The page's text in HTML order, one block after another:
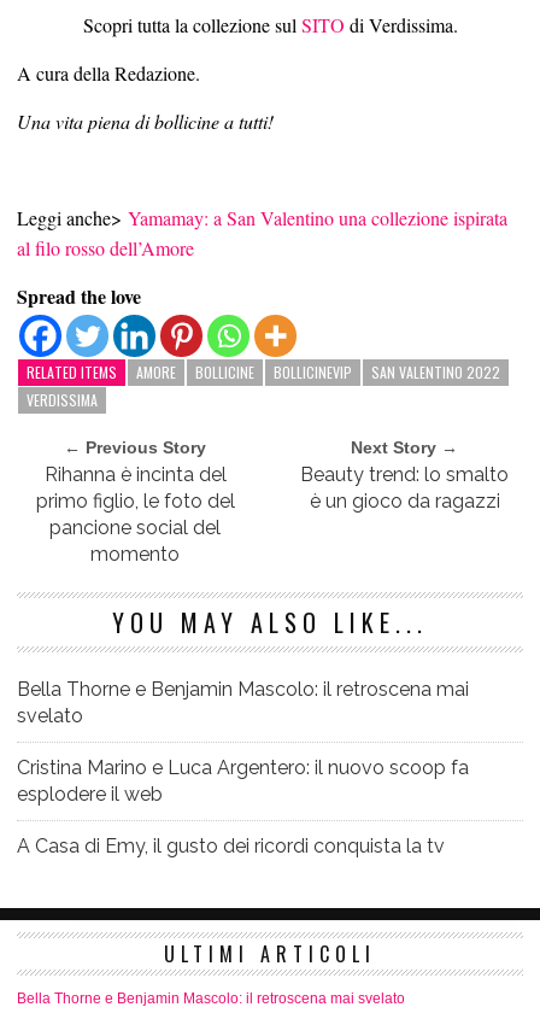
Scopri tutta la collezione sul SITO di Verdissima.
A cura della Redazione.
Una vita piena di bollicine a tutti!
Leggi anche> Yamamay: a San Valentino una collezione ispirata
al filo rosso dell’Amore
Spread the love
RELATED ITEMS AMORE BOLLICINE BOLLICINEVIP
SAN VALENTINO 2022
VERDISSIMA
← Previous Story
Rihanna è incinta del
primo figlio, le foto del
pancione social del
momento
Next Story →
Beauty trend: lo smalto
è un gioco da ragazzi
YOU MAY ALSO LIKE...
Bella Thorne e Benjamin Mascolo: il retroscena mai
svelato
Cristina Marino e Luca Argentero: il nuovo scoop fa
esplodere il web
A Casa di Emy, il gusto dei ricordi conquista la tv
ULTIMI ARTICOLI
Bella Thorne e Benjamin Mascolo: il retroscena mai svelato